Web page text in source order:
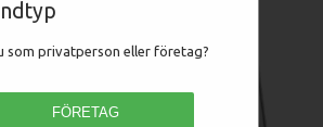
som privatperson eller företag?
FÖRETAG